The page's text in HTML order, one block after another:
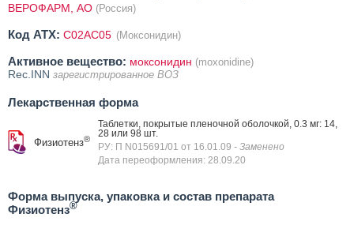
ВЕРОФАРМ, АО (Россия)
Код ATX: C02AC05 (Моксонидин)
Активное вещество: моксонидин (moxonidine)
Rec.INN зарегистрированное ВОЗ
Лекарственная форма
Физиотенз®
Таблетки, покрытые пленочной оболочкой, 0.3 мг: 14,
28 или 98 шт.
РУ: П N015691/01 от 16.01.09 - Заменено
Дата переоформления: 28.09.20
Форма выпуска, упаковка и состав препарата
Физиотенз®